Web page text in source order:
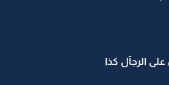
الرجآل كذا